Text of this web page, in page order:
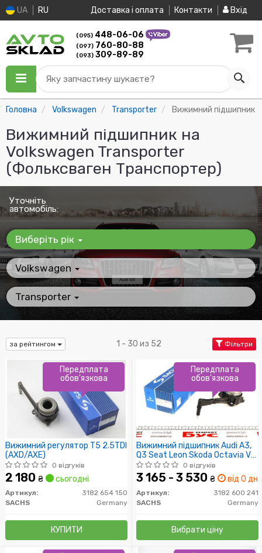
UA RU Доставка і оплата Контакти Вхід
(095) 448-06-06
(097) 760-80-88
(093) 309-89-89
Яку запчастину шукаєте?
Головна Volkswagen Transporter Вижимний підшипник
Вижимний підшипник на
Volkswagen Transporter
(Фольксваген Транспортер)
Уточніть
автомобіль:
Виберіть рік
Volkswagen
Transporter
за рейтингом 1 - 30 из 52 Фільтри
Вижимний регулятор T5 2.5TDI
(AXD/AXE)
0 відгуків
2 180 ₴ сьогодні
Артикул:
3182 654 150
SACHS
Germany
КУПИТИ
Передплата
обов'язкова
Вижимний підшипник Audi A3,
Q3 Seat Leon Skoda Octavia VW
Golf VI, Passat 2.0Tdi 02.04-,VW
Caddy 1.9/2.0TDI 08-,VW T5
Multivan 2.0-2.5TDI 03-
0 відгуків
3 165 - 3 530 ₴ від 0 дн.
Артикул:
3182 600 241
SACHS
Germany
Вибрати ціну
Передплата
обов'язкова